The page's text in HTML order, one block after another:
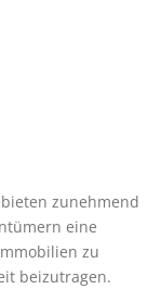
zunehmend
eine
zu
beizutragen.